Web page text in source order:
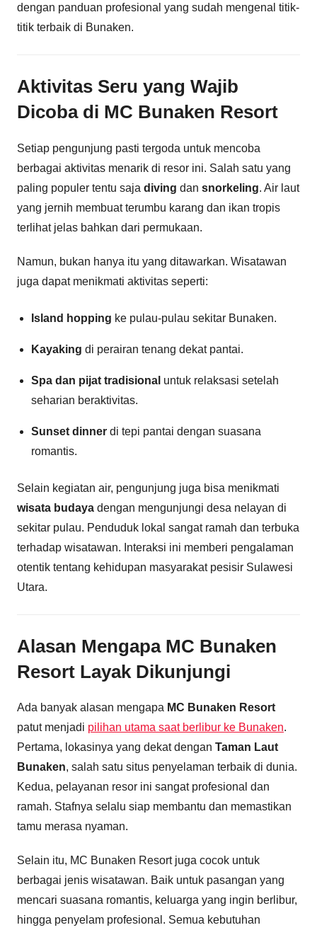
dengan panduan profesional yang sudah mengenal titik-
titik terbaik di Bunaken.
Aktivitas Seru yang Wajib
Dicoba di MC Bunaken Resort
Setiap pengunjung pasti tergoda untuk mencoba
berbagai aktivitas menarik di resor ini. Salah satu yang
paling populer tentu saja diving dan snorkeling. Air laut
yang jernih membuat terumbu karang dan ikan tropis
terlihat jelas bahkan dari permukaan.
Namun, bukan hanya itu yang ditawarkan. Wisatawan
juga dapat menikmati aktivitas seperti:
Island hopping ke pulau-pulau sekitar Bunaken.
Kayaking di perairan tenang dekat pantai.
Spa dan pijat tradisional untuk relaksasi setelah
seharian beraktivitas.
Sunset dinner di tepi pantai dengan suasana
romantis.
Selain kegiatan air, pengunjung juga bisa menikmati
wisata budaya dengan mengunjungi desa nelayan di
sekitar pulau. Penduduk lokal sangat ramah dan terbuka
terhadap wisatawan. Interaksi ini memberi pengalaman
otentik tentang kehidupan masyarakat pesisir Sulawesi
Utara.
Alasan Mengapa MC Bunaken
Resort Layak Dikunjungi
Ada banyak alasan mengapa MC Bunaken Resort
patut menjadi pilihan utama saat berlibur ke Bunaken.
Pertama, lokasinya yang dekat dengan Taman Laut
Bunaken, salah satu situs penyelaman terbaik di dunia.
Kedua, pelayanan resor ini sangat profesional dan
ramah. Stafnya selalu siap membantu dan memastikan
tamu merasa nyaman.
Selain itu, MC Bunaken Resort juga cocok untuk
berbagai jenis wisatawan. Baik untuk pasangan yang
mencari suasana romantis, keluarga yang ingin berlibur,
hingga penyelam profesional. Semua kebutuhan